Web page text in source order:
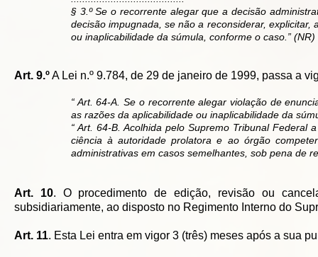
§ 3.º Se o recorrente alegar que a decisão
decisão impugnada, se não a reconsiderar,
ou inaplicabilidade da súmula, conforme o caso.” (NR)
Art. 9.ºA Lei n.º 9.784, de 29 de janeiro de 1999, passa a
“ Art. 64-A. Se o recorrente alegar violação de
as razões da aplicabilidade ou inaplicabilidade da
“ Art. 64-B. Acolhida pelo Supremo Tribunal
ciência à autoridade prolatora e ao órgão
administrativas em casos semelhantes, sob pena de
Art. 10. O procedimento de edição, revisão ou
subsidiariamente, ao disposto no Regimento Interno do
Art. 11. Esta Lei entra em vigor 3 (três) meses após a sua